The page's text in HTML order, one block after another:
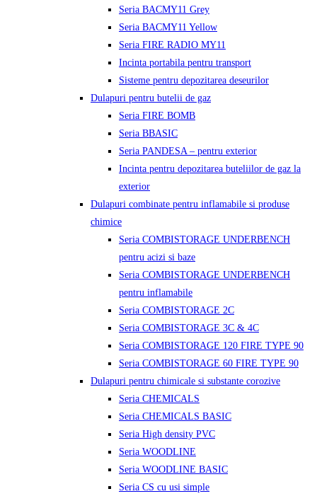
Seria BACMY11 Grey
Seria BACMY11 Yellow
Seria FIRE RADIO MY11
Incinta portabila pentru transport
Sisteme pentru depozitarea deseurilor
Dulapuri pentru butelii de gaz
Seria FIRE BOMB
Seria BBASIC
Seria PANDESA – pentru exterior
Incinta pentru depozitarea buteliilor de gaz la
exterior
Dulapuri combinate pentru inflamabile si produse
chimice
Seria COMBISTORAGE UNDERBENCH
pentru acizi si baze
Seria COMBISTORAGE UNDERBENCH
pentru inflamabile
Seria COMBISTORAGE 2C
Seria COMBISTORAGE 3C & 4C
Seria COMBISTORAGE 120 FIRE TYPE 90
Seria COMBISTORAGE 60 FIRE TYPE 90
Dulapuri pentru chimicale si substante corozive
Seria CHEMICALS
Seria CHEMICALS BASIC
Seria High density PVC
Seria WOODLINE
Seria WOODLINE BASIC
Seria CS cu usi simple